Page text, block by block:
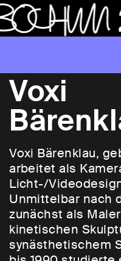
Voxi
Voxi Bärenklau,
arbeitet als
Licht-/
Unmittelbar nach
zunächst als
kinetischen
synästhetischem